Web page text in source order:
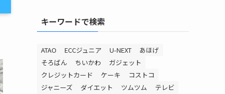
キーワードで検索
ATAO ECCジュニア U-NEXT
あほげ
そろばん
ちいかわ
ガジェット
クレジットカード
ケーキ
コストコ
ジャニーズ
ダイエット ツムツム
テレビ